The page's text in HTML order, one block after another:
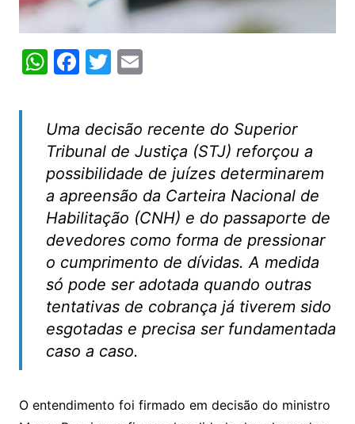
W
s
A
p
p
F
e
b
o
o
k
T
er
E
l
Uma decisão recente do Superior
Tribunal de Justiça (STJ) reforçou a
possibilidade de juízes determinarem
a apreensão da Carteira Nacional de
Habilitação (CNH) e do passaporte de
devedores como forma de pressionar
o cumprimento de dívidas. A medida
só pode ser adotada quando outras
tentativas de cobrança já tiverem sido
esgotadas e precisa ser fundamentada
caso a caso.
O entendimento foi firmado em decisão do ministro